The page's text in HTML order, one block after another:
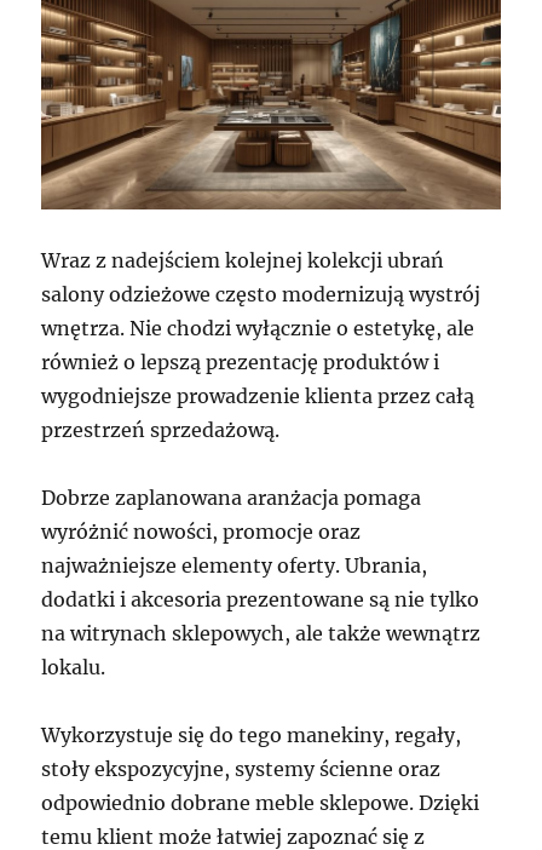
Wraz z nadejściem kolejnej kolekcji ubrań
salony odzieżowe często modernizują wystrój
wnętrza. Nie chodzi wyłącznie o estetykę, ale
również o lepszą prezentację produktów i
wygodniejsze prowadzenie klienta przez całą
przestrzeń sprzedażową.
Dobrze zaplanowana aranżacja pomaga
wyróżnić nowości, promocje oraz
najważniejsze elementy oferty. Ubrania,
dodatki i akcesoria prezentowane są nie tylko
na witrynach sklepowych, ale także wewnątrz
lokalu.
Wykorzystuje się do tego manekiny, regały,
stoły ekspozycyjne, systemy ścienne oraz
odpowiednio dobrane meble sklepowe. Dzięki
temu klient może łatwiej zapoznać się z